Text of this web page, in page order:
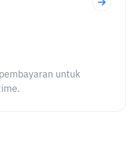
untuk